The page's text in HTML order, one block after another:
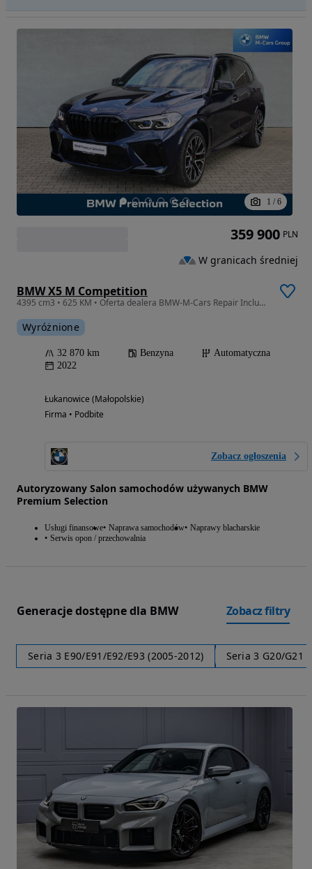
1 / 6
BMW X5 M Competition
4395 cm3 • 625 KM • Oferta dealera BMW-M-Cars Repair Inclusive Service Inclusive
Wyróżnione
32 870 km Benzyna
Automatyczna
2022
Łukanowice (Małopolskie)
Firma • Podbite
Zobacz ogłoszenia
Autoryzowany Salon samochodów używanych BMW
Premium Selection
Usługi finansowe Naprawa samochodów Naprawy blacharskie
Serwis opon / przechowalnia
359 900 PLN
W granicach średniej
Generacje dostępne dla BMW Zobacz filtry
Seria 3 E90/E91/E92/E93 (2005-2012) Seria 3 G20/G21